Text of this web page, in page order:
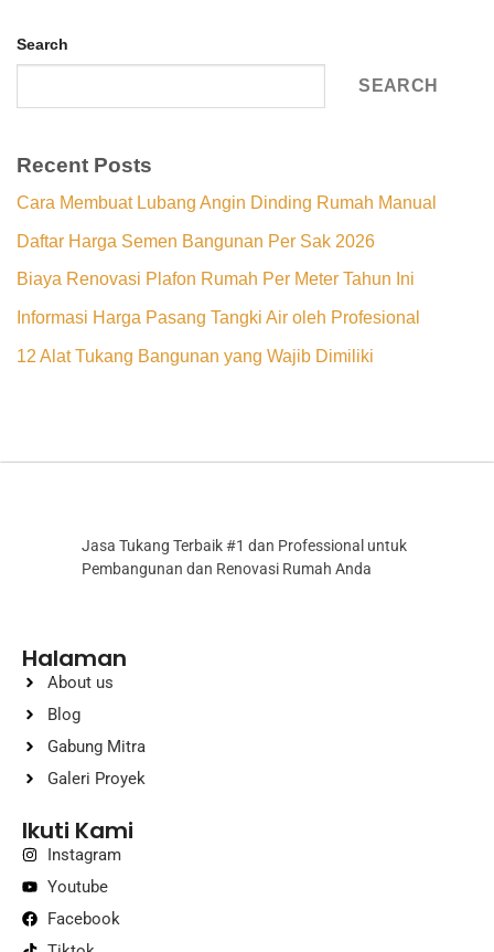
Search
SEARCH
Recent Posts
Cara Membuat Lubang Angin Dinding Rumah Manual
Daftar Harga Semen Bangunan Per Sak 2026
Biaya Renovasi Plafon Rumah Per Meter Tahun Ini
Informasi Harga Pasang Tangki Air oleh Profesional
12 Alat Tukang Bangunan yang Wajib Dimiliki
Jasa Tukang Terbaik #1 dan Professional untuk
Pembangunan dan Renovasi Rumah Anda
Halaman
About us
Blog
Gabung Mitra
Galeri Proyek
Ikuti Kami
Instagram
Youtube
Facebook